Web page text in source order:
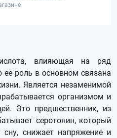
влияющая на ряд
ее роль в основном связана
Является незаменимой
организмом и
Это предшественник, из
серотонин, который
сну, снижает напряжение и